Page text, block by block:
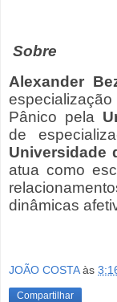
Sobre
Alexander
Pânico pela
de
Universidade
atua como
dinâmicas
JOÃO COSTAàs
Compartilhar